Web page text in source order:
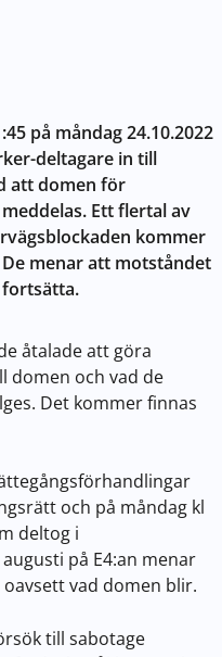
på måndag 24.10.2022
deltagare in till
att domen för
Ett flertal av
kommer
menar att motståndet
åtalade att göra
domen och vad de
Det kommer finnas
och på måndag kl
deltog i
på E4:an menar
vad domen blir.
till sabotage